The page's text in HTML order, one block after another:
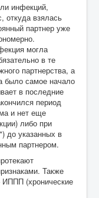
инфекций,
откуда взялась
партнер уже
могла
в те
партнерства, а
было самое начало
в последние
период
и нет еще
либо при
до указанных в
партнером.
Также
ИППП (хронические